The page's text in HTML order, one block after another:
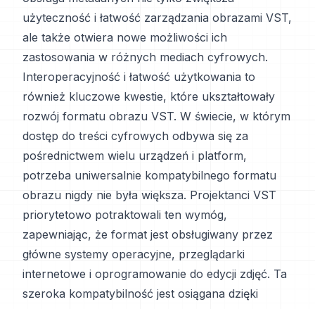
użyteczność i łatwość zarządzania obrazami VST,
ale także otwiera nowe możliwości ich
zastosowania w różnych mediach cyfrowych.
Interoperacyjność i łatwość użytkowania to
również kluczowe kwestie, które ukształtowały
rozwój formatu obrazu VST. W świecie, w którym
dostęp do treści cyfrowych odbywa się za
pośrednictwem wielu urządzeń i platform,
potrzeba uniwersalnie kompatybilnego formatu
obrazu nigdy nie była większa. Projektanci VST
priorytetowo potraktowali ten wymóg,
zapewniając, że format jest obsługiwany przez
główne systemy operacyjne, przeglądarki
internetowe i oprogramowanie do edycji zdjęć. Ta
szeroka kompatybilność jest osiągana dzięki